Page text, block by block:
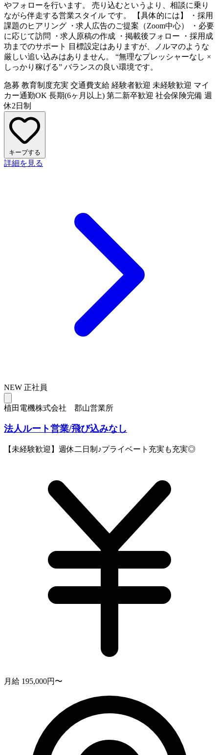
やフォローを行います。 売り込むというより、相談に乗り
ながら伴走する営業スタイル です。 【具体的には】 ・採用
課題のヒアリング ・求人広告のご提案（Zoom中心） ・必要
に応じて訪問 ・求人原稿の作成 ・掲載後フォロー ・採用成
功までのサポート 目標設定はありますが、ノルマのような
厳しい追い込みはありません。 “無理なプレッシャーなし ×
しっかり稼げる” バランスの良い環境です。
急募 教育制度充実 交通費支給 経験者歓迎 未経験歓迎 マイ
カー通勤OK 長期(6ヶ月以上) 第二新卒歓迎 社会保険完備 週
休2日制
キープする
詳細を見る
NEW 正社員
植田電機株式会社 郡山営業所
法人ルート営業/飛び込みなし
【未経験歓迎】週休二日制♪プライベート充実も充実◎
月給 195,000円〜